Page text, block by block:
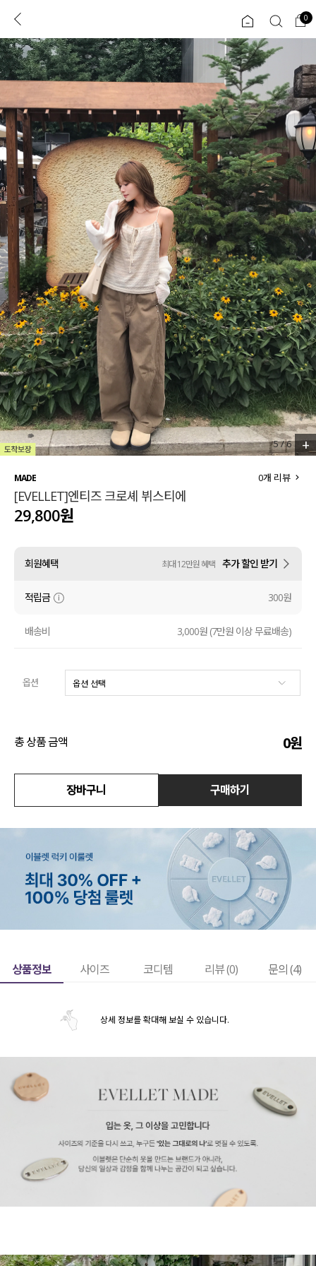
로그인 0
ENG
TW
JP
콘텐츠 리뷰 & 혜택 플러스핏 회원혜택 입
CATEGORY COMMUNITY
도착보장⚡
인플루언서 pick!
신상 5%
베스트
MADE
세트할인 ~30%
하객룩
살안타템
110사이즈
티셔츠
셔츠
원피스
니트
ALL
익스클루시브
아우터
티셔츠
니트
블라우스
원피스
팬츠
스커트
언더웨어
0
6/6 +
MADE
[EVELLET]엔티즈 크로셰 뷔스티에
0개 리뷰
29,800원
회원혜택 최대 12만원 혜택 추가 할인 받기
적립금 300원
배송비 3,000원 (7만원 이상 무료배송)
옵션
총 상품 금액 0원
장바구니 구매하기
상품정보 사이즈 코디템 리뷰 (0) 문의 (4)
상세 정보를 확대해 보실 수 있습니다.